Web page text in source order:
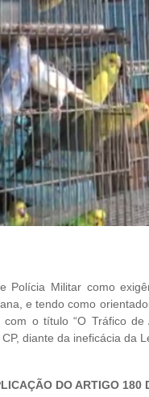
Polícia Militar como
e tendo como
o título “O Tráfico
diante da ineficácia da
DO ARTIGO 180